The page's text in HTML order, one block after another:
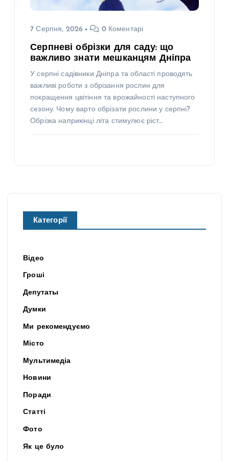
7 Серпня, 2026 0 Коментарі
Серпневі обрізки для саду: що
важливо знати мешканцям Дніпра
У серпні садівники Дніпра та області проводять
важливі роботи з обрізання рослин для
покращення цвітіння та врожайності наступного
сезону. Чому варто обрізати рослини у серпні?
Обрізка наприкінці літа стимулює ріст…
Категорії
Відео
Гроші
Депутаты
Думки
Ми рекомендуємо
Місто
Мультимедіа
Новини
Поради
Статті
Фото
Як це було